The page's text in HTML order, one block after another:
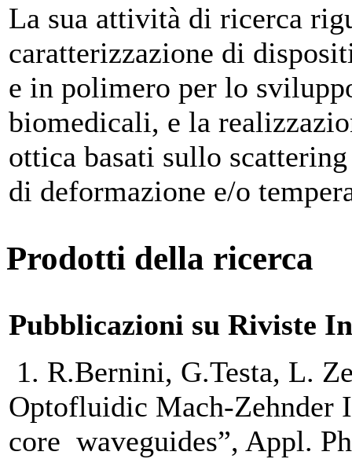
La sua attività di ricerca
caratterizzazione di
e in polimero per lo
biomedicali, e la
ottica basati sullo
di deformazione e/o
Prodotti della ricerca
Pubblicazioni su Riviste
1. R.Bernini, G.Testa, L.
Optofluidic Mach-Zehnder
core waveguides”, Appl.